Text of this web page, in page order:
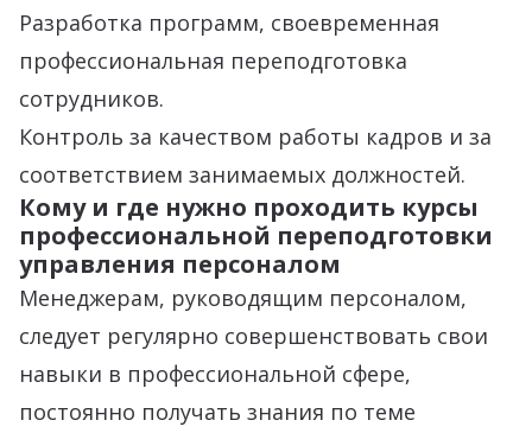
Разработка программ, своевременная
профессиональная переподготовка
сотрудников.
Контроль за качеством работы кадров и за
соответствием занимаемых должностей.
Кому и где нужно проходить курсы
профессиональной переподготовки
управления персоналом
Менеджерам, руководящим персоналом,
следует регулярно совершенствовать свои
навыки в профессиональной сфере,
постоянно получать знания по теме